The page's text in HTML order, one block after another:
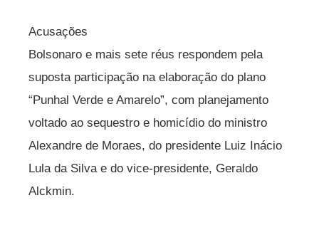
Acusações
Bolsonaro e mais sete réus respondem pela
suposta participação na elaboração do plano
“Punhal Verde e Amarelo”, com planejamento
voltado ao sequestro e homicídio do ministro
Alexandre de Moraes, do presidente Luiz Inácio
Lula da Silva e do vice-presidente, Geraldo
Alckmin.